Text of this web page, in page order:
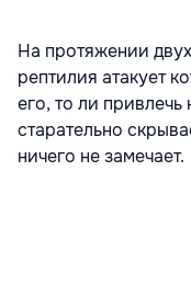
На протяжении
рептилия атакует
его, то ли
старательно
ничего не замечает.